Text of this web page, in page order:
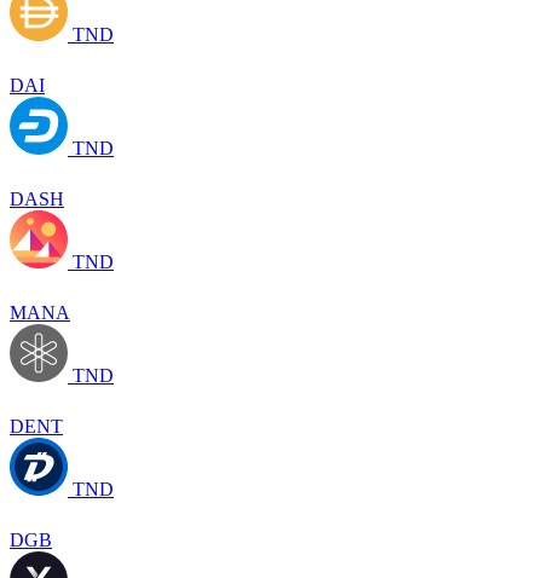
TND
DAI
TND
DASH
TND
MANA
TND
DENT
TND
DGB